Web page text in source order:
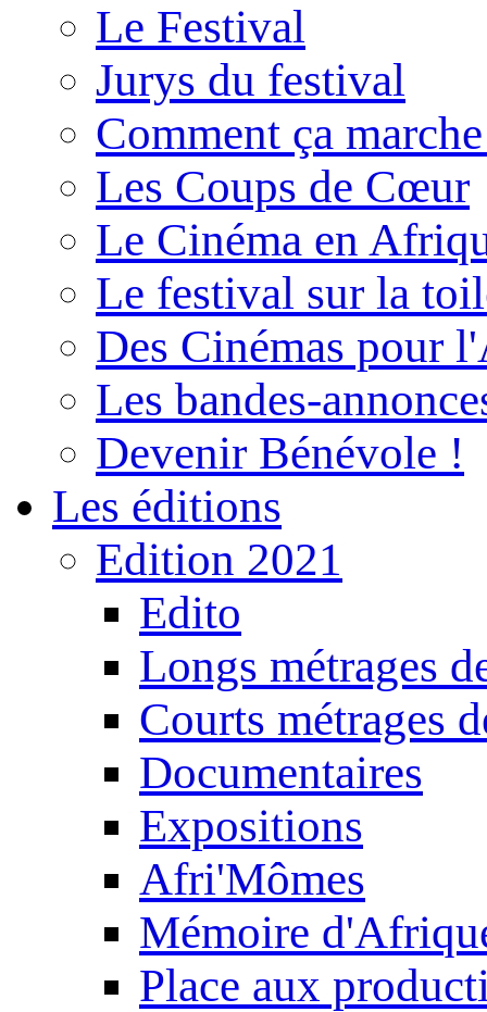
Le Festival
Jurys du festival
Comment ça
Les Coups de Cœur
Le Cinéma en
Le festival sur la
Des Cinémas pour
Les bandes-
Devenir Bénévole !
Les éditions
Edition 2021
Edito
Longs métrages
Courts métrages
Documentaires
Expositions
Afri'Mômes
Mémoire
Place aux